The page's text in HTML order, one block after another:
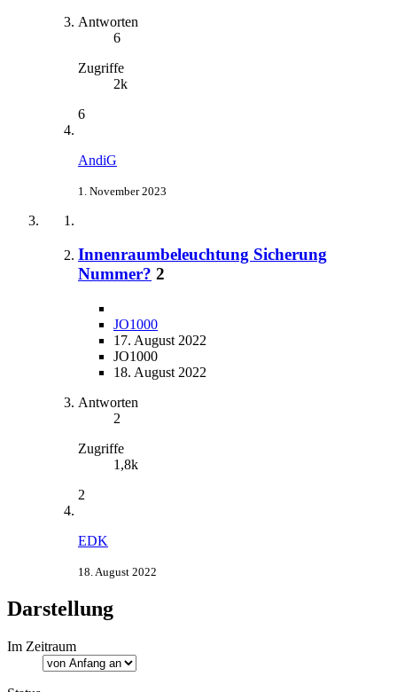
Antworten
6
Zugriffe
2k
6
AndiG
1. November 2023
Innenraumbeleuchtung Sicherung
Nummer? 2
JO1000
17. August 2022
JO1000
18. August 2022
Antworten
2
Zugriffe
1,8k
2
EDK
18. August 2022
Darstellung
Im Zeitraum